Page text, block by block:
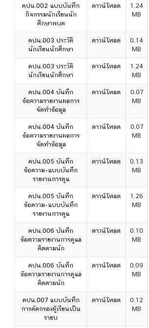
คปน.002 แบบบันทึก
กิจกรรมนักเรียนนัก
ศึกษาพบค
ดาวน์โหลด
1.24
MB
คปน.003 ประวัติ
นักเรียนนักศึกษา
ดาวน์โหลด
0.14
MB
คปน.003 ประวัติ
นักเรียนนักศึกษา
ดาวน์โหลด
1.24
MB
คปน.004 บันทึก
ข้อความรายงานผลการ
จัดทำข้อมูล
ดาวน์โหลด
0.07
MB
คปน.004 บันทึก
ข้อความรายงานผลการ
จัดทำข้อมูล
ดาวน์โหลด
0.07
MB
คปน.005 บันทึก
ข้อความ-แบบบันทึก
รายงานการดูแ
ดาวน์โหลด
0.13
MB
คปน.005 บันทึก
ข้อความ-แบบบันทึก
รายงานการดูแ
ดาวน์โหลด
1.26
MB
คปน.006 บันทึก
ข้อความรายงานการดูแล
ติดตามนัก
ดาวน์โหลด
0.10
MB
คปน.006 บันทึก
ข้อความรายงานการดูแล
ติดตามนัก
ดาวน์โหลด
0.09
MB
คปน.007 แบบบันทึก
การคัดกรองผู้เรียนเป็น
รายบ
ดาวน์โหลด
0.12
MB